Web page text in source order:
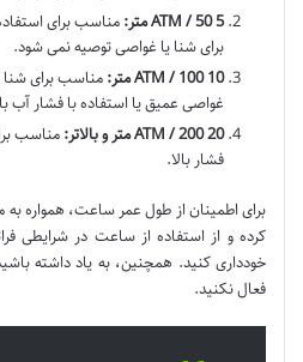
5 ATM / 50 متر:
مناسب برای
برای شنا یا غواصی توصیه نمی شود.
10 ATM / 100 متر:
مناسب برای
غواصی عمیق یا استفاده با فشار
20 ATM / 200 متر و بالاتر:
مناسب
فشار بالا.
برای اطمینان از طول عمر ساعت، همواره به
کرده و از استفاده از ساعت در شرایطی
خودداری کنید. همچنین، به یاد داشته
فعال نکنید.